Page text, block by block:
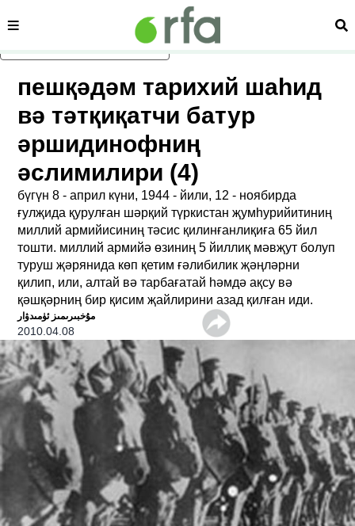
асаслиқ мәзмунға атлаң
сәһипә
пешқәдәм тарихий шаһид
вә тәтқиқатчи батур
әршидинофниң
әслимилири (4)
бүгүн 8 - април күни, 1944 - йили, 12 - ноябирда
ғулҗида қурулған шәрқий түркистан җумһурийитиниң
миллий армийисиниң тәсис қилинғанлиқиға 65 йил
тошти. миллий армийә өзиниң 5 йиллиқ мәвҗут болуп
туруш җәрянида көп қетим ғәлибилик җәңләрни
қилип, или, алтай вә тарбағатай һәмдә ақсу вә
қәшқәрниң бир қисим җайлирини азад қилған иди.
ﻣﯘﺧﺒﯩﺮﯨﻤﯩﺰ ﺋﯜﻣﯩﺪﯞﺍﺭ
2010.04.08